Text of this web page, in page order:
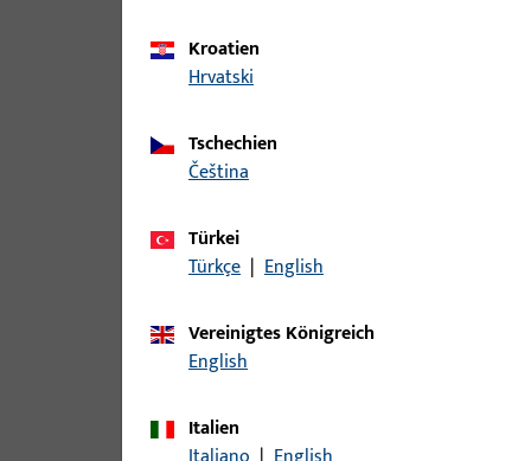
B-78430-04-0-1 | Drückerstift |
B-78430-05-0-1 | Drückerstift |
B-78430-07-0-1 | Drückerstift |
Kroatien
Hrvatski
Tschechien
čeština
Türkei
Türkçe | English
Vereinigtes Königreich
English
Italien